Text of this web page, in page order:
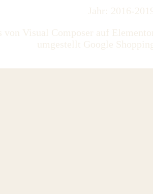
Jahr: 2016-
von Visual Composer auf Elementor
umgestellt Google